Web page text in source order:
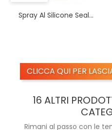
Spray Al Silicone Seal...
CLICCA QUI PER
16 ALTRI
Rimani al passo con le